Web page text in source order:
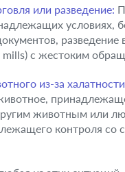
или разведение:
условиях,
разведение
mills) с жестоким
из-за
животным или
контроля со